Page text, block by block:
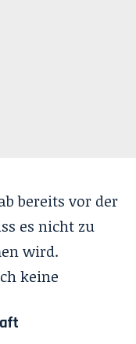
bereits vor der
es nicht zu
wird.
keine